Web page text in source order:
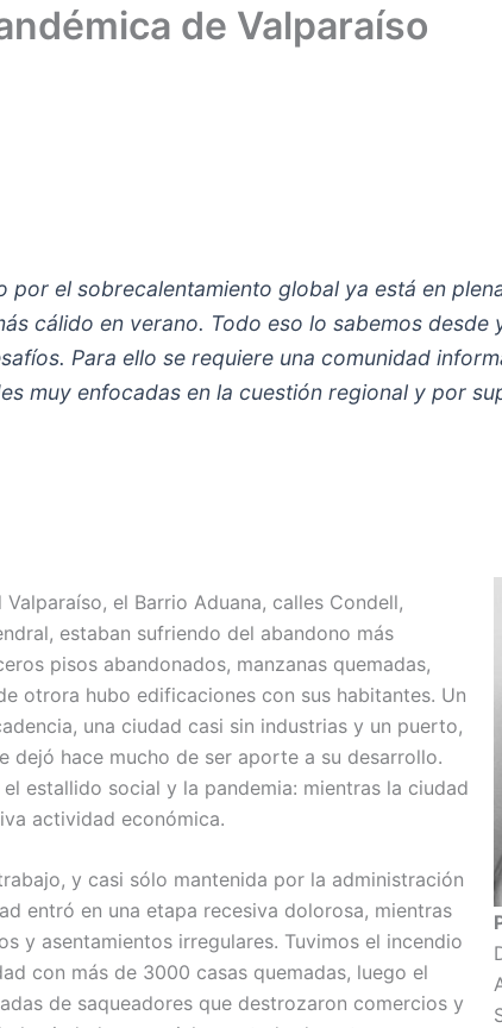
de Valparaíso
por el sobrecalentamiento global ya está en
cálido en verano. Todo eso lo sabemos desde
Para ello se requiere una comunidad
muy enfocadas en la cuestión regional y por
el Barrio Aduana, calles Condell,
estaban sufriendo del abandono más
pisos abandonados, manzanas quemadas,
otrora hubo edificaciones con sus habitantes. Un
una ciudad casi sin industrias y un puerto,
dejó hace mucho de ser aporte a su desarrollo.
estallido social y la pandemia: mientras la ciudad
actividad económica.
y casi sólo mantenida por la administración
entró en una etapa recesiva dolorosa, mientras
y asentamientos irregulares. Tuvimos el incendio
con más de 3000 casas quemadas, luego el
de saqueadores que destrozaron comercios y